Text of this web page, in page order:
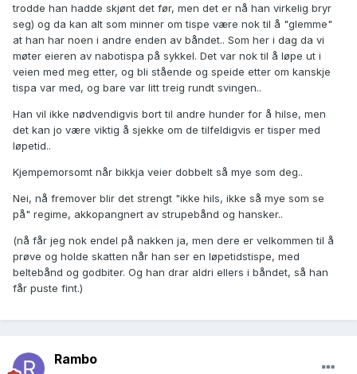
trodde han hadde skjønt det før, men det er nå han virkelig bryr
seg) og da kan alt som minner om tispe være nok til å "glemme"
at han har noen i andre enden av båndet.. Som her i dag da vi
møter eieren av nabotispa på sykkel. Det var nok til å løpe ut i
veien med meg etter, og bli stående og speide etter om kanskje
tispa var med, og bare var litt treig rundt svingen..
Han vil ikke nødvendigvis bort til andre hunder for å hilse, men
det kan jo være viktig å sjekke om de tilfeldigvis er tisper med
løpetid..
Kjempemorsomt når bikkja veier dobbelt så mye som deg..
Nei, nå fremover blir det strengt "ikke hils, ikke så mye som se
på" regime, akkopangnert av strupebånd og hansker..
(nå får jeg nok endel på nakken ja, men dere er velkommen til å
prøve og holde skatten når han ser en løpetidstispe, med
beltebånd og godbiter. Og han drar aldri ellers i båndet, så han
får puste fint.)
Rambo